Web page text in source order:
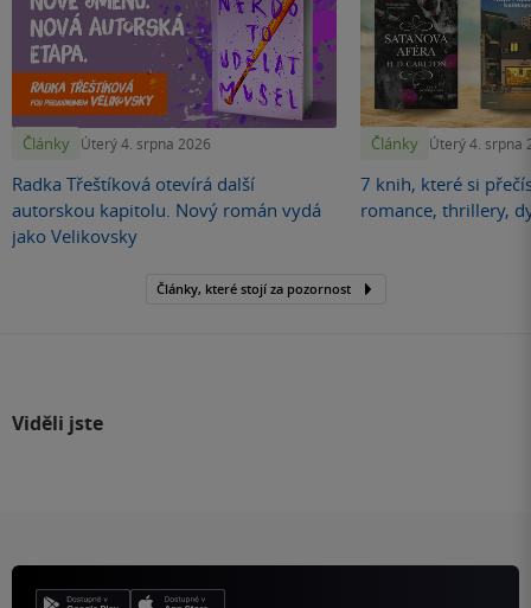
Články Úterý 4. srpna 2026
Radka Třeštíková otevírá další
autorskou kapitolu. Nový román vydá
jako Velikovsky
Články Úterý 4. srpna
7 knih, které si
romance, thrillery,
Články, které stojí za pozornost
Viděli jste